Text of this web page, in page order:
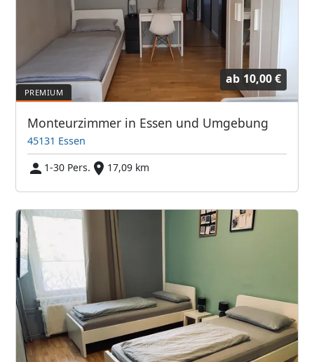
ab 10,00 €
Monteurzimmer in Essen und Umgebung
45131 Essen
1-30 Pers.
17,09 km